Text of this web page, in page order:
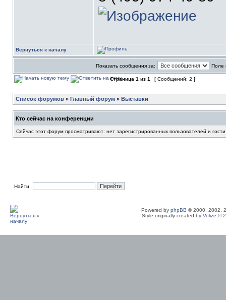
Вернуться к началу
Показать сообщения за: Поле
Страница 1 из 1 [ Сообщений: 2 ]
Список форумов » Главный форум » Выставки
Кто сейчас на конференции
Сейчас этот форум просматривают: нет зарегистрированных пользователей и
Найти:
Powered by phpBB © 2000, 2002,
Style originally created by Volize ©